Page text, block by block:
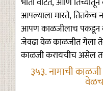
आपल्याला मारते, तितकेच
आपण काळजीलाच पकडून
जेवढा वेळ काळजीत गेला
काळजी करायचीच असेल
३५३. नामाची
वेळच